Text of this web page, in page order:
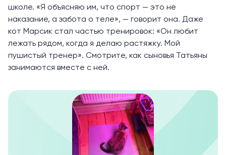
школе. «Я объясняю им, что спорт — это не
наказание, а забота о теле», — говорит она. Даже
кот Марсик стал частью тренировок: «Он любит
лежать рядом, когда я делаю растяжку. Мой
пушистый тренер». Смотрите, как сыновья Татьяны
занимаются вместе с ней.